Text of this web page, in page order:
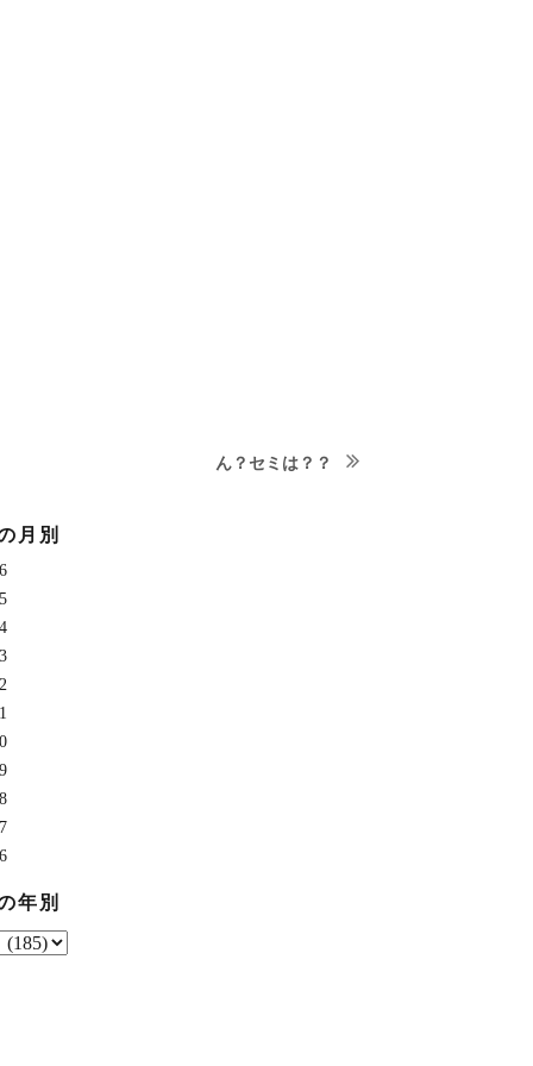
次
ん？セミは？？
月別
年別